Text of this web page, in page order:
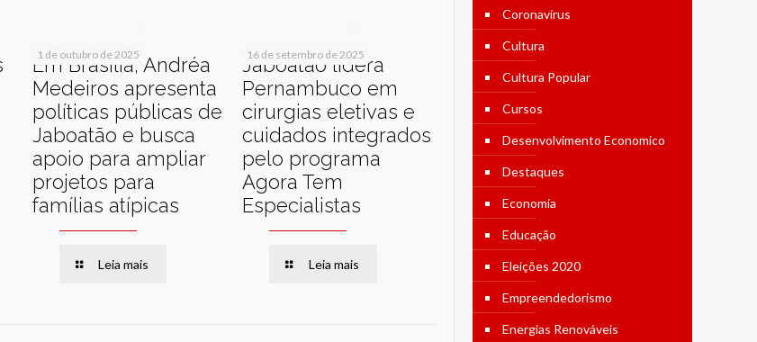
1 de outubro de 2025
Em Brasília, Andréa
Medeiros apresenta
políticas públicas de
Jaboatão e busca
apoio para ampliar
projetos para
famílias atípicas
Leia mais
16 de setembro de 2025
Jaboatão lidera
Pernambuco em
cirurgias eletivas e
cuidados integrados
pelo programa
Agora Tem
Especialistas
Leia mais
Coronavírus
Cultura
Cultura Popular
Cursos
Desenvolvimento Economico
Destaques
Economia
Educação
Eleições 2020
Empreendedorismo
Energias Renováveis